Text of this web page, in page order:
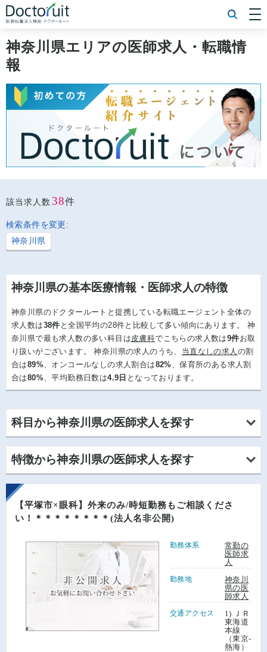
[常勤] 科目から探す
[常勤] 特徴から探す
Doctoruit医師転職特集
Doctoruitについて
運営者情報
プライバシーポリシー
神奈川県エリアの医師求人・転職情
報
該当求人数 38件
検索条件を変更:
神奈川県
神奈川県の基本医療情報・医師求人の特徴
神奈川県のドクタールートと提携している転職エージェント全体の
求人数は38件 と全国平均の28件と比較して多い傾向にあります。 神
奈川県で最も求人数の多い科目は 皮膚科でこちらの求人数は9件お取
り扱いがございます。 神奈川県の求人のうち、 当直なしの求人 の割
合は89% 、オンコールなしの求人割合は82% 、保育所のある求人割
合は80% 、平均勤務日数は4.9日 となっております。
科目から神奈川県の医師求人を探す
神奈川県の呼吸器科求人- 29件 神奈川県の循環器科求人
神奈川県の内分泌・糖尿病・代謝内科求人
神奈川県の血液内科求人 - 1件 神奈川県の老人内科求人
- 64件 神奈川県の消化器外科求人
- 29件
神奈川県の呼吸器外科求人
- 2件 神奈川県の心臓血管外科求人- 1件
神奈川県の脳神経外科求人- 22件 神奈川県の乳腺外科求人
- 4件
神奈川県の整形外科求人- 74件
神奈川県の美容外科求人
- 4件
特徴から神奈川県の医師求人を探す
神奈川県の女性医師歓迎の求人
神奈川県の託児所ありの求人- 361件
神奈川県の指定医取得可の求人- 190件
神奈川県の症例豊富の求人
- 5件
神奈川県の週4日相談可の求人- 323件
- 189件
【平塚市×眼科】外来のみ/時短勤務もご相談くださ
い！＊＊＊＊＊＊＊＊(法人名非公開)
勤務体系
常勤の
医師求
人
勤務地
神奈川
県の医
師求人
交通アクセス
1) ＪＲ
東海道
本線
（東京-
熱海）